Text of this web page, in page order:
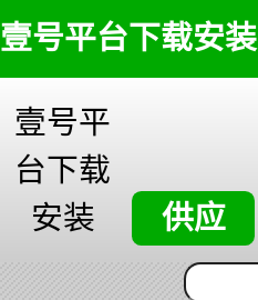
壹号平台下载安装
壹号平
台下载
安装
供应